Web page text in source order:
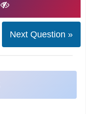
Next Question »